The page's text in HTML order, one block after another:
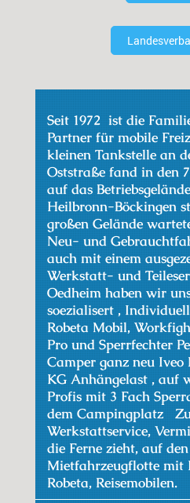
Seit 1972 ist die
Partner für mobile
kleinen Tankstelle an
Oststraße fand in den
auf das
Heilbronn-Böckingen
großen Gelände
Neu- und
auch mit einem
Werkstatt- und
Oedheim haben wir
soezialisert ,
Robeta Mobil,
Pro und Sperrfechter
Camper ganz neu Iveo
KG Anhängelast , auf
Profis mit 3 Fach
dem Campingplatz
Werkstattservice,
die Ferne zieht, auf
Mietfahrzeugflotte mit
Robeta, Reisemobilen.